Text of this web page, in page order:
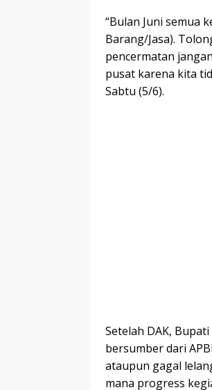
“Bulan Juni semua
Barang/Jasa).
pencermatan
pusat karena kita
Sabtu (5/6).
Setelah DAK,
bersumber dari
ataupun gagal
mana progress